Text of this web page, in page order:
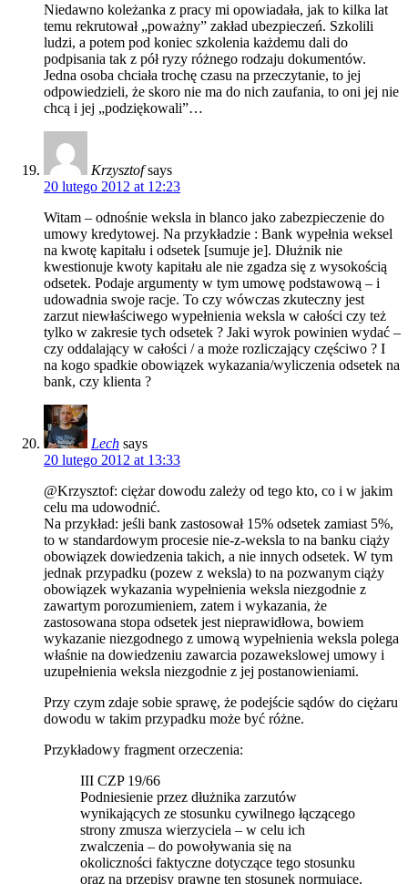
Niedawno koleżanka z pracy mi opowiadała, jak to kilka lat
temu rekrutował „poważny” zakład ubezpieczeń. Szkolili
ludzi, a potem pod koniec szkolenia każdemu dali do
podpisania tak z pół ryzy różnego rodzaju dokumentów.
Jedna osoba chciała trochę czasu na przeczytanie, to jej
odpowiedzieli, że skoro nie ma do nich zaufania, to oni jej nie
chcą i jej „podziękowali”…
Krzysztof says
20 lutego 2012 at 12:23
Witam – odnośnie weksla in blanco jako zabezpieczenie do
umowy kredytowej. Na przykładzie : Bank wypełnia weksel
na kwotę kapitału i odsetek [sumuje je]. Dłużnik nie
kwestionuje kwoty kapitału ale nie zgadza się z wysokością
odsetek. Podaje argumenty w tym umowę podstawową – i
udowadnia swoje racje. To czy wówczas zkuteczny jest
zarzut niewłaściwego wypełnienia weksla w całości czy też
tylko w zakresie tych odsetek ? Jaki wyrok powinien wydać –
czy oddalający w całości / a może rozliczający częściwo ? I
na kogo spadkie obowiązek wykazania/wyliczenia odsetek na
bank, czy klienta ?
Lech says
20 lutego 2012 at 13:33
@Krzysztof: ciężar dowodu zależy od tego kto, co i w jakim
celu ma udowodnić.
Na przykład: jeśli bank zastosował 15% odsetek zamiast 5%,
to w standardowym procesie nie-z-weksla to na banku ciąży
obowiązek dowiedzenia takich, a nie innych odsetek. W tym
jednak przypadku (pozew z weksla) to na pozwanym ciąży
obowiązek wykazania wypełnienia weksla niezgodnie z
zawartym porozumieniem, zatem i wykazania, że
zastosowana stopa odsetek jest nieprawidłowa, bowiem
wykazanie niezgodnego z umową wypełnienia weksla polega
właśnie na dowiedzeniu zawarcia pozawekslowej umowy i
uzupełnienia weksla niezgodnie z jej postanowieniami.
Przy czym zdaje sobie sprawę, że podejście sądów do ciężaru
dowodu w takim przypadku może być różne.
Przykładowy fragment orzeczenia:
III CZP 19/66
Podniesienie przez dłużnika zarzutów
wynikających ze stosunku cywilnego łączącego
strony zmusza wierzyciela – w celu ich
zwalczenia – do powoływania się na
okoliczności faktyczne dotyczące tego stosunku
oraz na przepisy prawne ten stosunek normujące.